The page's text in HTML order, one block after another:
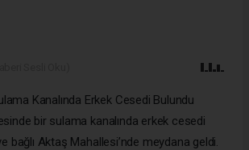
Kanalında Erkek Cesedi Bulundu
bir sulama kanalında erkek cesedi
bağlı Aktaş Mahallesi’nde meydana geldi.